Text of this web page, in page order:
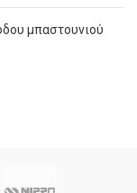
μπαστουνιού